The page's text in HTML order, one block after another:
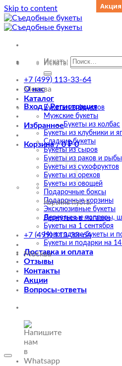
Skip to content
Искать:
О нас
Каталог
Букеты из фруктов
Мужские букеты
Букеты из колбас
Букеты из клубники и
Сладкие букеты
Букеты из сыров
Букеты из раков и рыбы
Букеты из сухофруктов
Букеты из орехов
Букеты из овощей
Подарочные боксы
Подарочные корзины
Эксклюзивные букеты
Деревянные топперы,
Букеты на 1 сентября
Новогодние букеты и
Букеты и подарки на
Доставка и оплата
Отзывы
Контакты
Акции
Вопросы-ответы
Искать:
+7 (499) 113-33-64
Москва
Вход / Регистрация
Избранное
Корзина /0₽ 0
Корзина пуста.
Вернуться в магазин
+7 (499) 113-33-64
Москва
Акция
Акция